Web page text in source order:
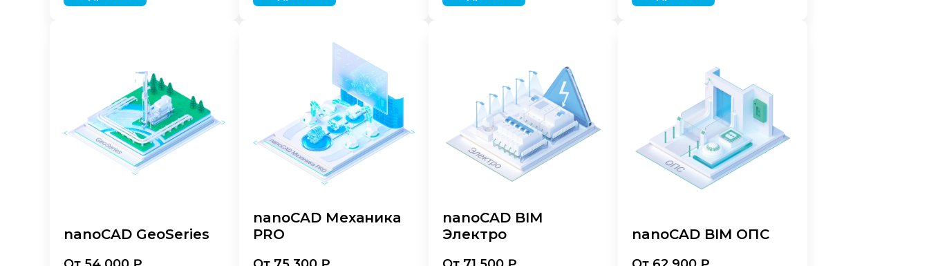
nanoCAD GeoSeries
nanoCAD Механика
PRO
nanoCAD BIM
Электро
nanoCAD BIM ОПС